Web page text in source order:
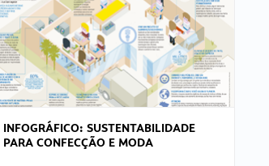
INFOGRÁFICO: SUSTENTABILIDADE
PARA CONFECÇÃO E MODA